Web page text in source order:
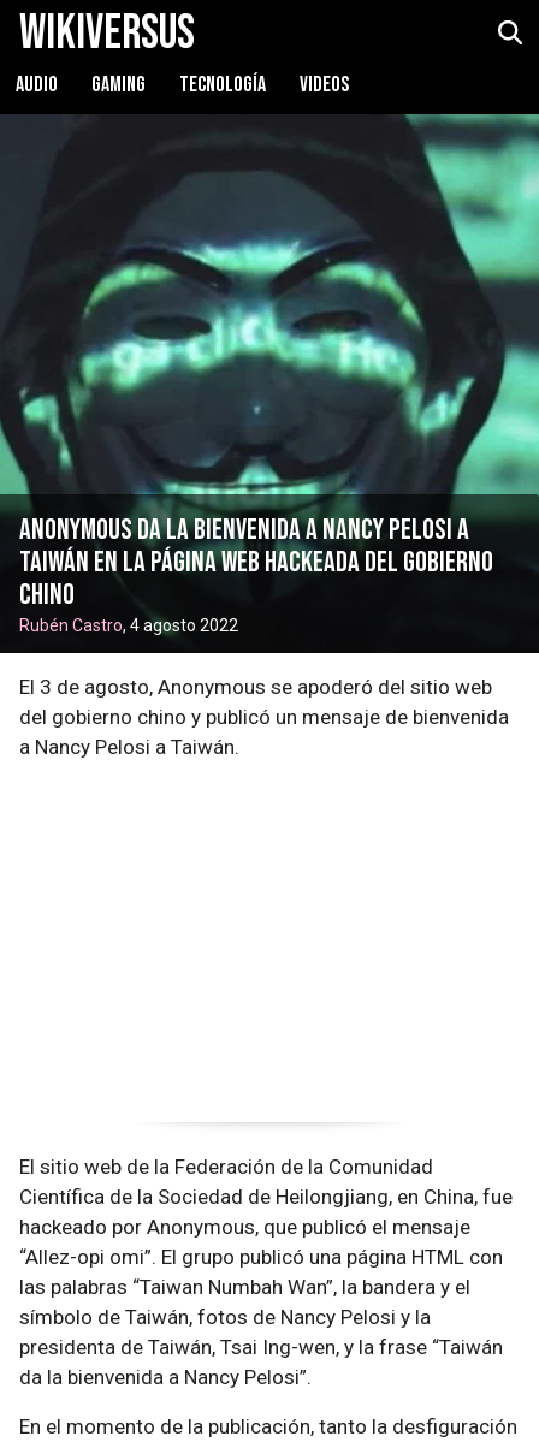
WikiVersus
AUDIO GAMING TECNOLOGÍA VIDEOS
Anonymous da la bienvenida a Nancy Pelosi a
Taiwán en la página web hackeada del gobierno
chino
Rubén Castro, 4 agosto 2022
El 3 de agosto, Anonymous se apoderó del sitio web
del gobierno chino y publicó un mensaje de bienvenida
a Nancy Pelosi a Taiwán.
El sitio web de la Federación de la Comunidad
Científica de la Sociedad de Heilongjiang, en China, fue
hackeado por Anonymous, que publicó el mensaje
“Allez-opi omi”. El grupo publicó una página HTML con
las palabras “Taiwan Numbah Wan”, la bandera y el
símbolo de Taiwán, fotos de Nancy Pelosi y la
presidenta de Taiwán, Tsai Ing-wen, y la frase “Taiwán
da la bienvenida a Nancy Pelosi”.
En el momento de la publicación, tanto la desfiguración